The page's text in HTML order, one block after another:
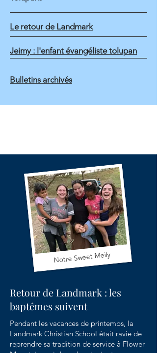
Le retour de Landmark
Jeimy : l'enfant évangéliste tolupan
Bulletins archivés
Notre Sweet Meily
Retour de Landmark : les
baptêmes suivent
Pendant les vacances de printemps, la
Landmark Christian School était ravie de
reprendre sa tradition de service à Flower